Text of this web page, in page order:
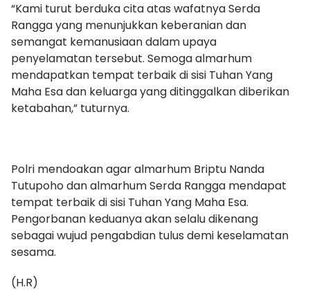
“Kami turut berduka cita atas wafatnya Serda
Rangga yang menunjukkan keberanian dan
semangat kemanusiaan dalam upaya
penyelamatan tersebut. Semoga almarhum
mendapatkan tempat terbaik di sisi Tuhan Yang
Maha Esa dan keluarga yang ditinggalkan diberikan
ketabahan,” tuturnya.
Polri mendoakan agar almarhum Briptu Nanda
Tutupoho dan almarhum Serda Rangga mendapat
tempat terbaik di sisi Tuhan Yang Maha Esa.
Pengorbanan keduanya akan selalu dikenang
sebagai wujud pengabdian tulus demi keselamatan
sesama.
(H.R)